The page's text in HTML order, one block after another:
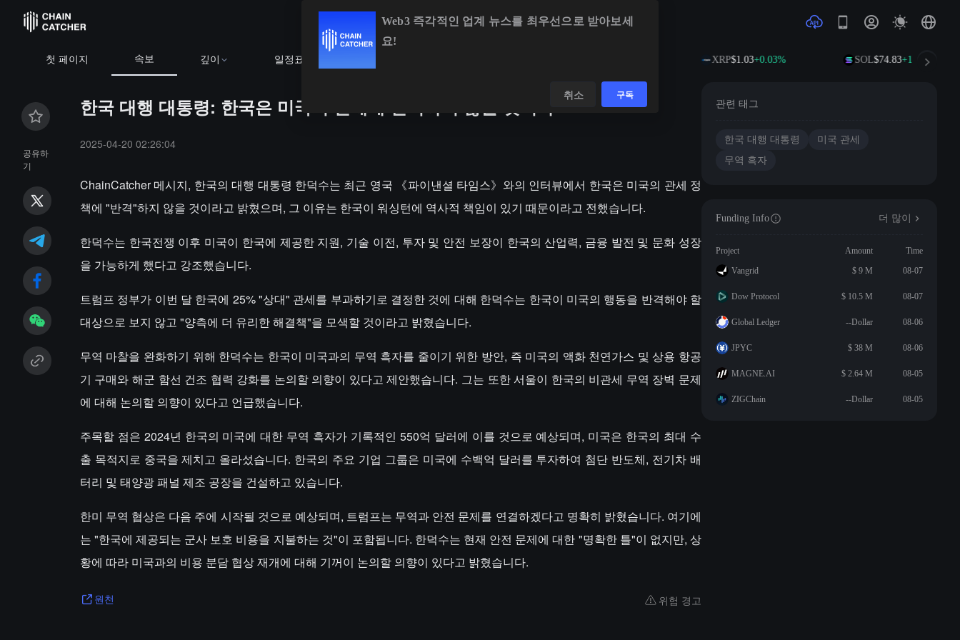
첫 페이지 속보 깊이 일정표
BTC$64,954.32 XRP$1.03+0.03% SOL$74.83+1.67%
공유하
기
한국 대행 대통령: 한국은 미국의 관세에 반격하지 않을 것이다
2025-04-20 02:26:04
ChainCatcher 메시지, 한국의 대행 대통령 한덕수는 최근 영국 《파이낸셜 타임스》와의 인터뷰에서 한국은 미국의 관세 정
책에 "반격"하지 않을 것이라고 밝혔으며, 그 이유는 한국이 워싱턴에 역사적 책임이 있기 때문이라고 전했습니다.
한덕수는 한국전쟁 이후 미국이 한국에 제공한 지원, 기술 이전, 투자 및 안전 보장이 한국의 산업력, 금융 발전 및 문화 성장
을 가능하게 했다고 강조했습니다.
트럼프 정부가 이번 달 한국에 25% "상대" 관세를 부과하기로 결정한 것에 대해 한덕수는 한국이 미국의 행동을 반격해야 할
대상으로 보지 않고 "양측에 더 유리한 해결책"을 모색할 것이라고 밝혔습니다.
무역 마찰을 완화하기 위해 한덕수는 한국이 미국과의 무역 흑자를 줄이기 위한 방안, 즉 미국의 액화 천연가스 및 상용 항공
기 구매와 해군 함선 건조 협력 강화를 논의할 의향이 있다고 제안했습니다. 그는 또한 서울이 한국의 비관세 무역 장벽 문제
에 대해 논의할 의향이 있다고 언급했습니다.
주목할 점은 2024년 한국의 미국에 대한 무역 흑자가 기록적인 550억 달러에 이를 것으로 예상되며, 미국은 한국의 최대 수
출 목적지로 중국을 제치고 올라섰습니다. 한국의 주요 기업 그룹은 미국에 수백억 달러를 투자하여 첨단 반도체, 전기차 배
터리 및 태양광 패널 제조 공장을 건설하고 있습니다.
한미 무역 협상은 다음 주에 시작될 것으로 예상되며, 트럼프는 무역과 안전 문제를 연결하겠다고 명확히 밝혔습니다. 여기에
는 "한국에 제공되는 군사 보호 비용을 지불하는 것"이 포함됩니다. 한덕수는 현재 안전 문제에 대한 "명확한 틀"이 없지만, 상
황에 따라 미국과의 비용 분담 협상 재개에 대해 기꺼이 논의할 의향이 있다고 밝혔습니다.
원천 위험 경고
관련 태그
한국 대행 대통령
미국 관세
무역 흑자
Funding Info 더 많이
Project Amount
Time
Vangrid
$ 9 M 08-07
Dow Protocol $ 10.5 M 08-07
Global Ledger --Dollar 08-06
JPYC $ 38 M 08-06
MAGNE.AI $ 2.64 M 08-05
ZIGChain --Dollar 08-05
Web3 즉각적인 업계 뉴스를 최우선으로 받아보세
요!
취소 구독